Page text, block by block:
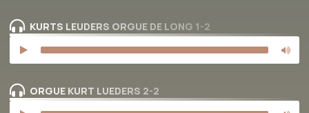
KURTS LEUDERS ORGUE DE LONG 1-2
ORGUE KURT LUEDERS 2-2